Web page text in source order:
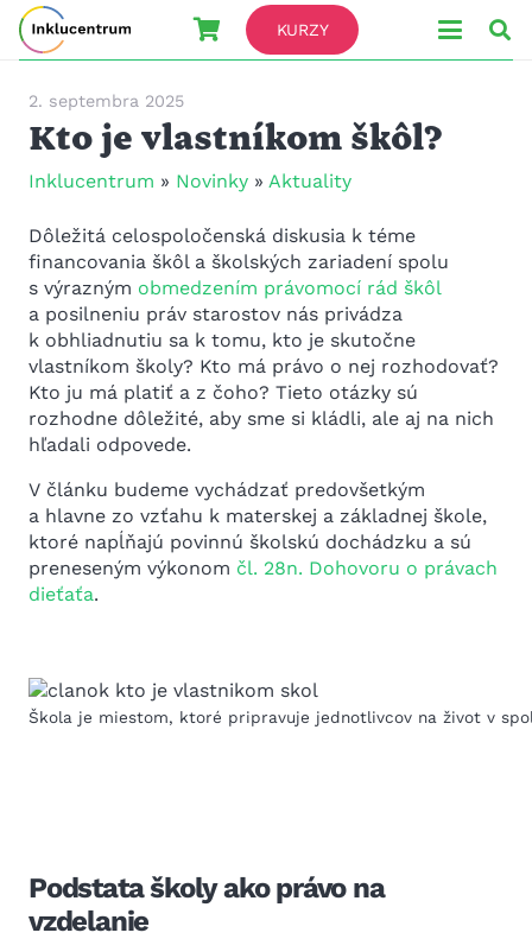
KURZY
2. septembra 2025
Kto je vlastníkom škôl?
Inklucentrum » Novinky » Aktuality
Dôležitá celospoločenská diskusia k téme
financovania škôl a školských zariadení spolu
s výrazným obmedzením právomocí rád škôl
a posilneniu práv starostov nás privádza
k obhliadnutiu sa k tomu, kto je skutočne
vlastníkom školy? Kto má právo o nej rozhodovať?
Kto ju má platiť a z čoho? Tieto otázky sú
rozhodne dôležité, aby sme si kládli, ale aj na nich
hľadali odpovede.
V článku budeme vychádzať predovšetkým
a hlavne zo vzťahu k materskej a základnej škole,
ktoré napĺňajú povinnú školskú dochádzku a sú
preneseným výkonom čl. 28n. Dohovoru o právach
dieťaťa.
Škola je miestom, ktoré pripravuje jednotlivcov na život v
Podstata školy ako právo na
vzdelanie